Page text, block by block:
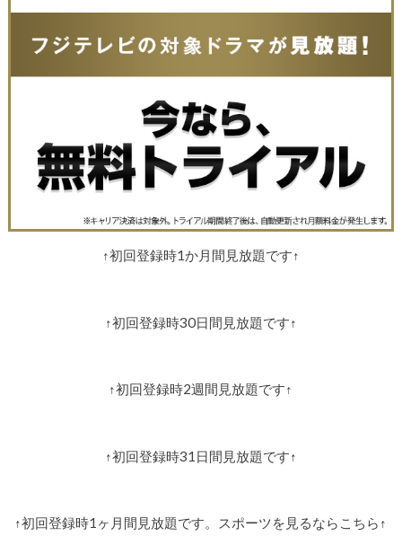
↑初回登録時1か月間見放題です↑
↑初回登録時30日間見放題です↑
↑初回登録時2週間見放題です↑
↑初回登録時31日間見放題です↑
↑初回登録時1ヶ月間見放題です。スポーツを見るならこちら↑